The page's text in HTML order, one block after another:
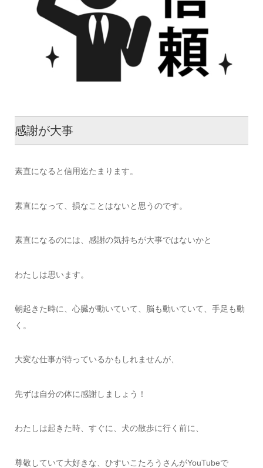
感謝が大事
素直になると信用迄たまります。
素直になって、損なことはないと思うのです。
素直になるのには、感謝の気持ちが大事ではないかと
わたしは思います。
朝起きた時に、心臓が動いていて、脳も動いていて、手足も動
く。
大変な仕事が待っているかもしれませんが、
先ずは自分の体に感謝しましょう！
わたしは起きた時、すぐに、犬の散歩に行く前に、
尊敬していて大好きな、ひすいこたろうさんがYouTubeで